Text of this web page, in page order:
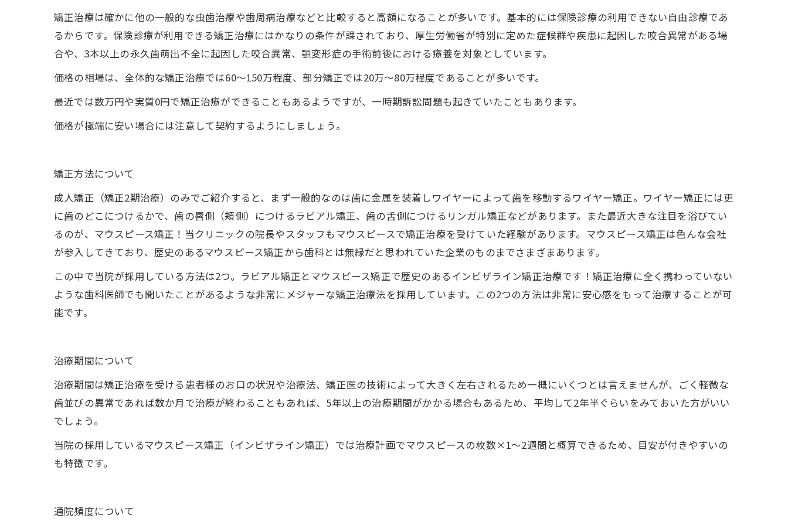
矯正治療は確かに他の一般的な虫歯治療や歯周病治療などと比較すると高額になることが多いです。基本的には保険診療の利用できない自由診療であ
るからです。保険診療が利用できる矯正治療にはかなりの条件が課されており、厚生労働省が特別に定めた症候群や疾患に起因した咬合異常がある場
合や、3本以上の永久歯萌出不全に起因した咬合異常、顎変形症の手術前後における療養を対象としています。
価格の相場は、全体的な矯正治療では60～150万程度、部分矯正では20万～80万程度であることが多いです。
最近では数万円や実質0円で矯正治療ができることもあるようですが、一時期訴訟問題も起きていたこともあります。
価格が極端に安い場合には注意して契約するようにしましょう。
矯正方法について
成人矯正（矯正2期治療）のみでご紹介すると、まず一般的なのは歯に金属を装着しワイヤーによって歯を移動するワイヤー矯正。ワイヤー矯正には更
に歯のどこにつけるかで、歯の唇側（頬側）につけるラビアル矯正、歯の舌側につけるリンガル矯正などがあります。また最近大きな注目を浴びてい
るのが、マウスピース矯正！当クリニックの院長やスタッフもマウスピースで矯正治療を受けていた経験があります。マウスピース矯正は色んな会社
が参入してきており、歴史のあるマウスピース矯正から歯科とは無縁だと思われていた企業のものまでさまざまあります。
この中で当院が採用している方法は2つ。ラビアル矯正とマウスピース矯正で歴史のあるインビザライン矯正治療です！矯正治療に全く携わっていない
ような歯科医師でも聞いたことがあるような非常にメジャーな矯正治療法を採用しています。この2つの方法は非常に安心感をもって治療することが可
能です。
治療期間について
治療期間は矯正治療を受ける患者様のお口の状況や治療法、矯正医の技術によって大きく左右されるため一概にいくつとは言えませんが、ごく軽微な
歯並びの異常であれば数か月で治療が終わることもあれば、5年以上の治療期間がかかる場合もあるため、平均して2年半ぐらいをみておいた方がいい
でしょう。
当院の採用しているマウスピース矯正（インビザライン矯正）では治療計画でマウスピースの枚数×1～2週間と概算できるため、目安が付きやすいの
も特徴です。
通院頻度について